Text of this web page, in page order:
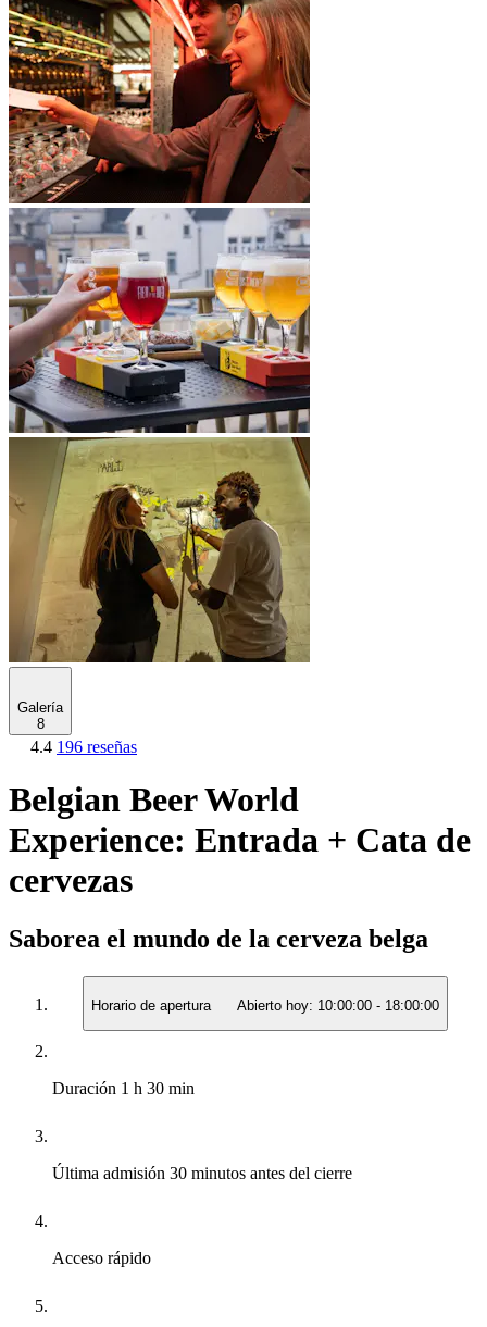
Galería
8
4.4 196 reseñas
Belgian Beer World
Experience: Entrada + Cata de
cervezas
Saborea el mundo de la cerveza belga
Horario de apertura Abierto hoy: 10:00:00 - 18:00:00
Duración 1 h 30 min
Última admisión 30 minutos antes del cierre
Acceso rápido